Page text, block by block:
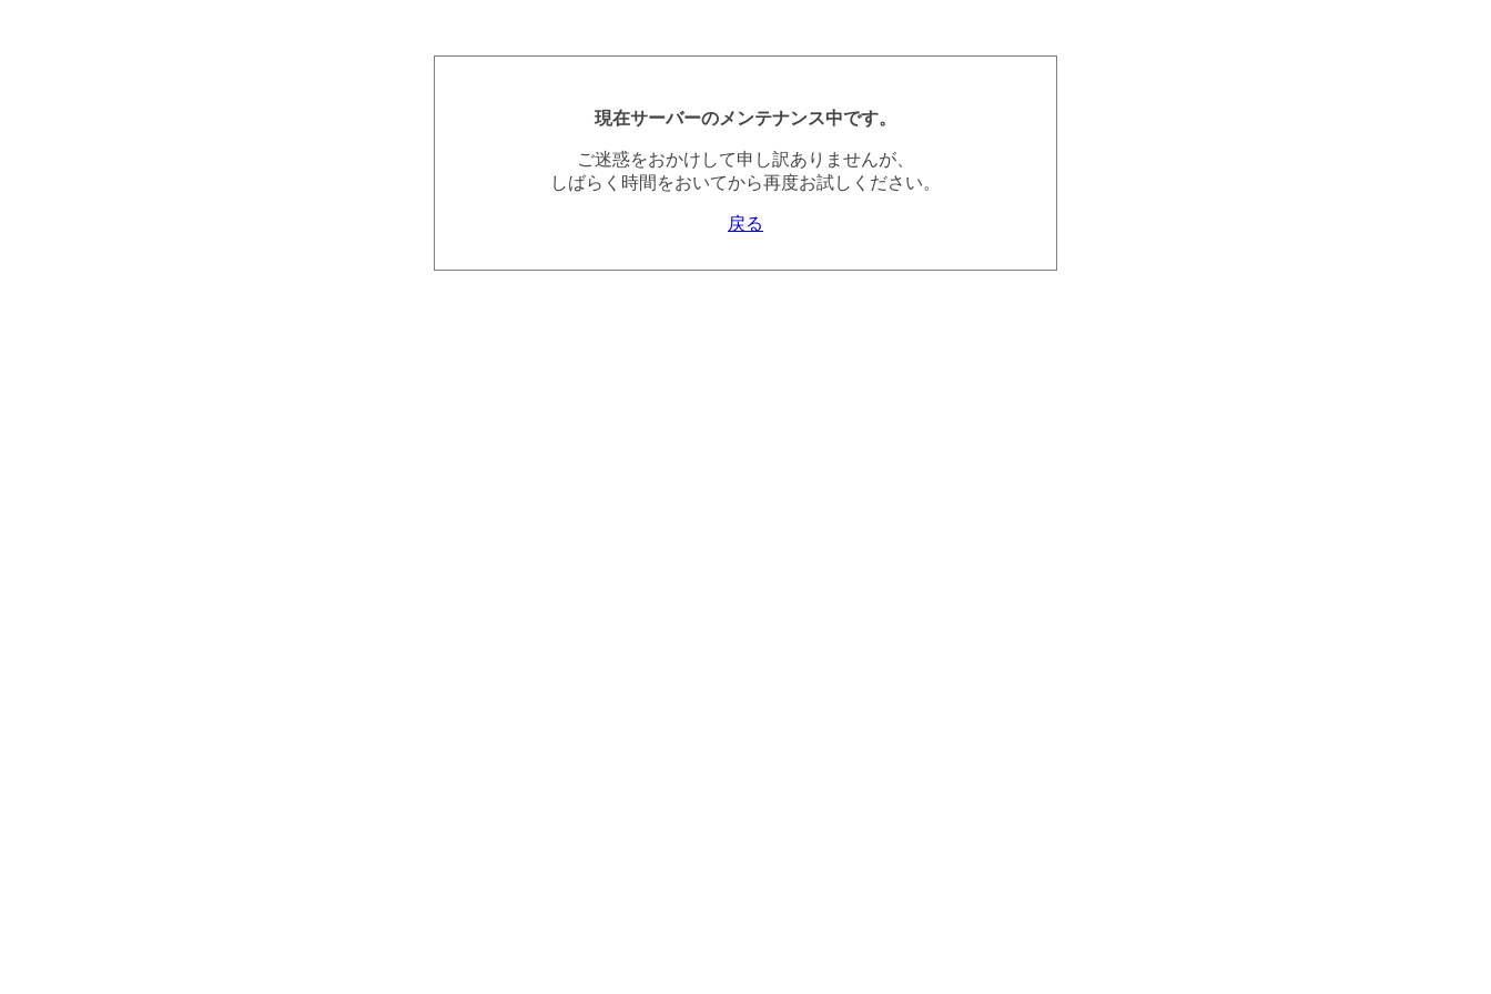
現在サーバーのメンテナンス中です。
ご迷惑をおかけして申し訳ありませんが、
しばらく時間をおいてから再度お試しください。
戻る